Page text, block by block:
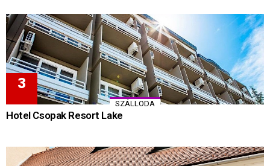
SZÁLLODA
Hotel Csopak Resort Lake